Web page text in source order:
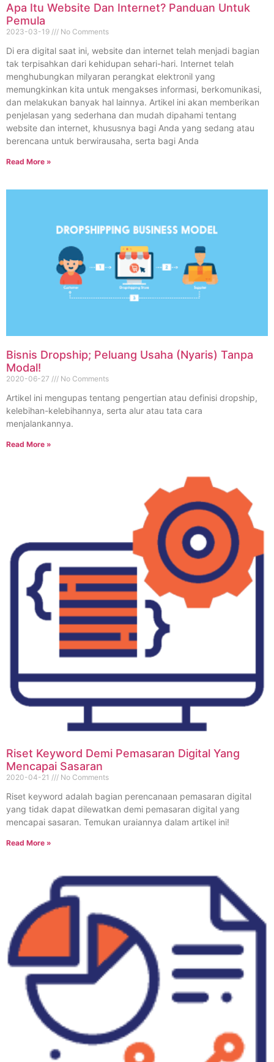
Apa Itu Website Dan Internet? Panduan Untuk
Pemula
2023-03-19 No Comments
Di era digital saat ini, website dan internet telah menjadi bagian
tak terpisahkan dari kehidupan sehari-hari. Internet telah
menghubungkan milyaran perangkat elektronil yang
memungkinkan kita untuk mengakses informasi, berkomunikasi,
dan melakukan banyak hal lainnya. Artikel ini akan memberikan
penjelasan yang sederhana dan mudah dipahami tentang
website dan internet, khususnya bagi Anda yang sedang atau
berencana untuk berwirausaha, serta bagi Anda
Read More »
Bisnis Dropship; Peluang Usaha (Nyaris) Tanpa
Modal!
2020-06-27 No Comments
Artikel ini mengupas tentang pengertian atau definisi dropship,
kelebihan-kelebihannya, serta alur atau tata cara
menjalankannya.
Read More »
Riset Keyword Demi Pemasaran Digital Yang
Mencapai Sasaran
2020-04-21 No Comments
Riset keyword adalah bagian perencanaan pemasaran digital
yang tidak dapat dilewatkan demi pemasaran digital yang
mencapai sasaran. Temukan uraiannya dalam artikel ini!
Read More »